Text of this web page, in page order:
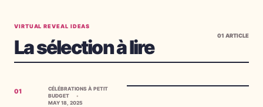
VIRTUAL REVEAL IDEAS
La sélection à lire
01 ARTICLE
01
CÉLÉBRATIONS À PETIT
BUDGET
MAY 18, 2025